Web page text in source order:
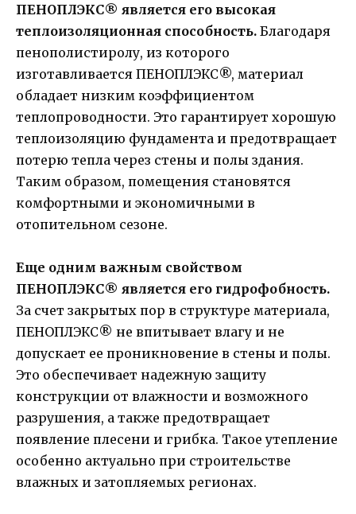
ПЕНОПЛЭКС® является его высокая
теплоизоляционная способность. Благодаря
пенополистиролу, из которого
изготавливается ПЕНОПЛЭКС®, материал
обладает низким коэффициентом
теплопроводности. Это гарантирует хорошую
теплоизоляцию фундамента и предотвращает
потерю тепла через стены и полы здания.
Таким образом, помещения становятся
комфортными и экономичными в
отопительном сезоне.
Еще одним важным свойством
ПЕНОПЛЭКС® является его гидрофобность.
За счет закрытых пор в структуре материала,
ПЕНОПЛЭКС® не впитывает влагу и не
допускает ее проникновение в стены и полы.
Это обеспечивает надежную защиту
конструкции от влажности и возможного
разрушения, а также предотвращает
появление плесени и грибка. Такое утепление
особенно актуально при строительстве
влажных и затопляемых регионах.